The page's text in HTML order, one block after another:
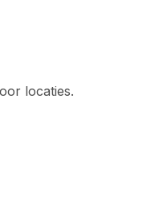
locaties.